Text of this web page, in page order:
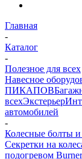
Главная
-
Каталог
-
Полезное для всех
Навесное
ПИКАПОВ
всехЭкстерьер
автомобилей
-
Колесные болты и
Секретки на
подогревом Burner